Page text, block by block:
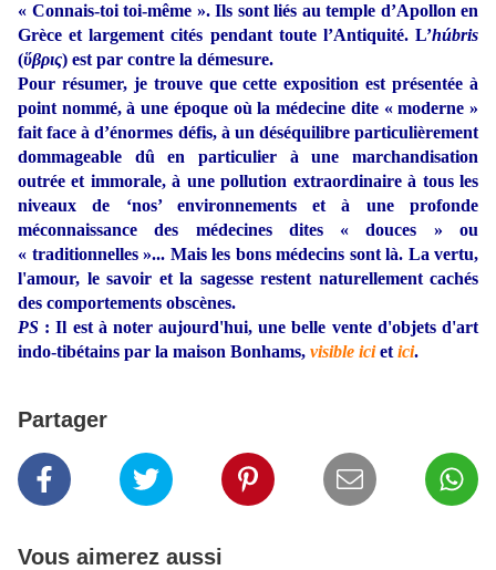
« Connais-toi toi-même ». Ils sont liés au temple d’Apollon en
Grèce et largement cités pendant toute l’Antiquité. L’húbris
(ὕβρις) est par contre la démesure.
Pour résumer, je trouve que cette exposition est présentée à
point nommé, à une époque où la médecine dite « moderne »
fait face à d’énormes défis, à un déséquilibre particulièrement
dommageable dû en particulier à une marchandisation
outrée et immorale, à une pollution extraordinaire à tous les
niveaux de ‘nos’ environnements et à une profonde
méconnaissance des médecines dites « douces » ou
« traditionnelles »... Mais les bons médecins sont là. La vertu,
l'amour, le savoir et la sagesse restent naturellement cachés
des comportements obscènes.
PS : Il est à noter aujourd'hui, une belle vente d'objets d'art
indo-tibétains par la maison Bonhams, visible iciet ici.
Partager
Vous aimerez aussi